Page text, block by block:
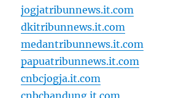
jogjatribunnews.it.com
dkitribunnews.it.com
medantribunnews.it.com
papuatribunnews.it.com
cnbcjogja.it.com